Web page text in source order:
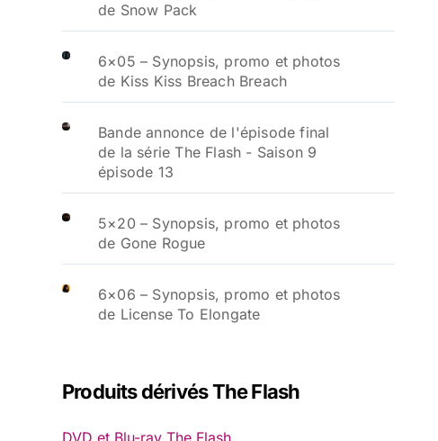
de Snow Pack
6×05 – Synopsis, promo et photos
de Kiss Kiss Breach Breach
Bande annonce de l'épisode final
de la série The Flash - Saison 9
épisode 13
5×20 – Synopsis, promo et photos
de Gone Rogue
6×06 – Synopsis, promo et photos
de License To Elongate
Produits dérivés The Flash
DVD et Blu-ray The Flash